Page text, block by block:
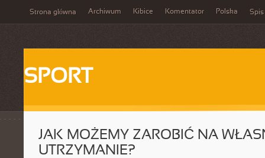
Strona główna Archiwum Kibice Komentator Polska Spis
SPORT
JAK MOŻEMY ZAROBIĆ NA
UTRZYMANIE?